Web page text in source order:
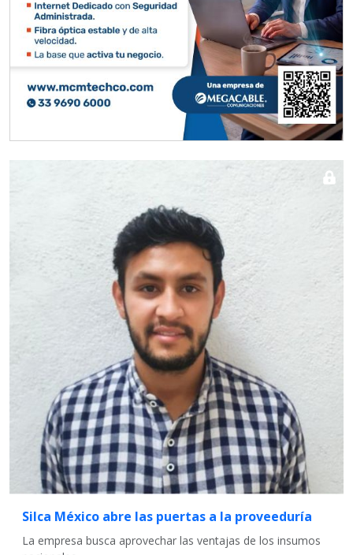
Silca México abre las puertas a la proveeduría
La empresa busca aprovechar las ventajas de los insumos